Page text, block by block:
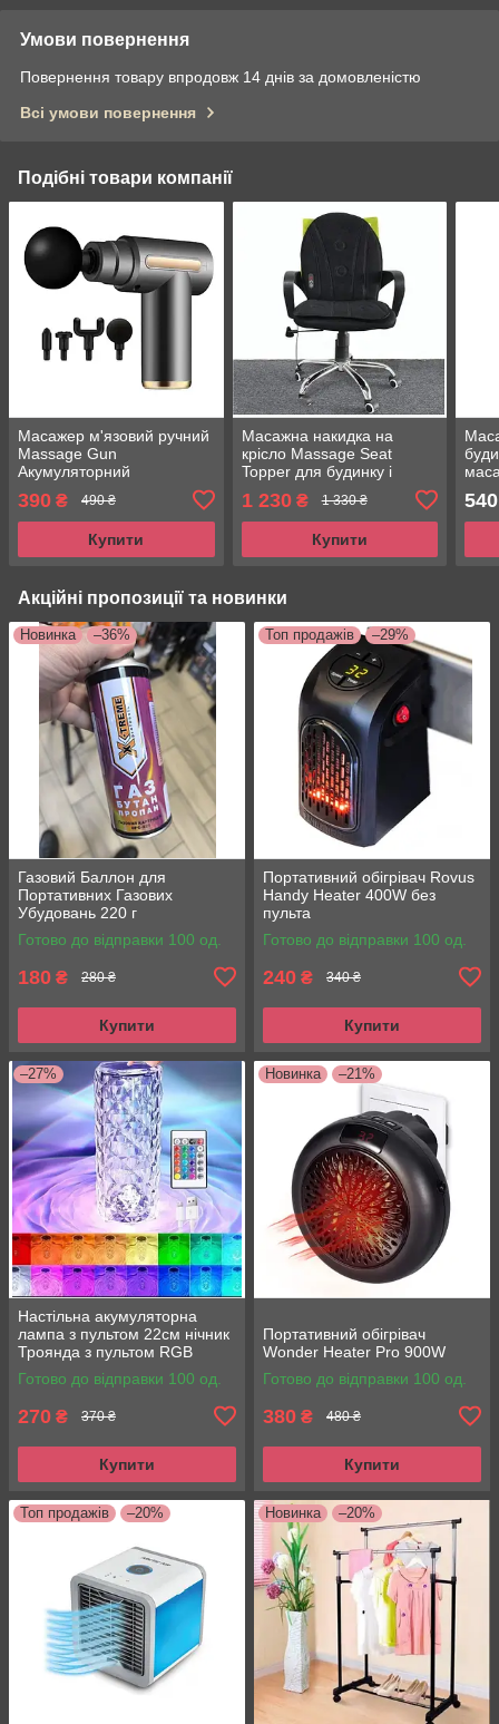
Умови повернення
Повернення товару впродовж 14 днів за домовленістю
Всі умови повернення
Подібні товари компанії
Масажер м'язовий ручний
Massage Gun
Акумуляторний
перкусійний Масажний 4
насадки для рук ніг шиї
390 ₴ 490 ₴
Купити
Масажна накидка на
крісло Massage Seat
Topper для будинку і
1 230₴ 1 330 ₴
Купити
540
Акційні пропозиції та новинки
Новинка –36%
Газовий Баллон для
Портативних Газових
Убудовань 220 г
Готово до відправки 100 од.
180 ₴ 280 ₴
Купити
Топ продажів –29%
Портативний обігрівач Rovus
Handy Heater 400W без
пульта
Готово до відправки 100 од.
240 ₴ 340 ₴
Купити
–27%
Настільна акумуляторна
лампа з пультом 22см нічник
Троянда з пультом RGB
Crystal Rose
Готово до відправки 100 од.
270 ₴ 370 ₴
Купити
Новинка –21%
Портативний обігрівач
Wonder Heater Pro 900W
Готово до відправки 100 од.
380 ₴ 480 ₴
Купити
Топ продажів –20% Новинка –20%